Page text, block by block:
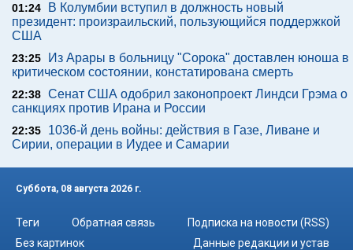
01:24
В Колумбии вступил в должность новый
президент: произраильский, пользующийся поддержкой
США
23:25
Из Арары в больницу "Сорока" доставлен юноша в
критическом состоянии, констатирована смерть
22:38 Сенат США одобрил законопроект Линдси Грэма о
санкциях против Ирана и России
22:35
1036-й день войны: действия в Газе, Ливане и
Сирии, операции в Иудее и Самарии
Суббота, 08 августа 2026 г.
Теги Обратная связь
Подписка на новости (RSS)
Без картинок
Данные редакции и устав